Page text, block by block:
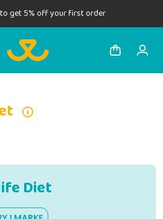
to get 5% off your first order
Diet